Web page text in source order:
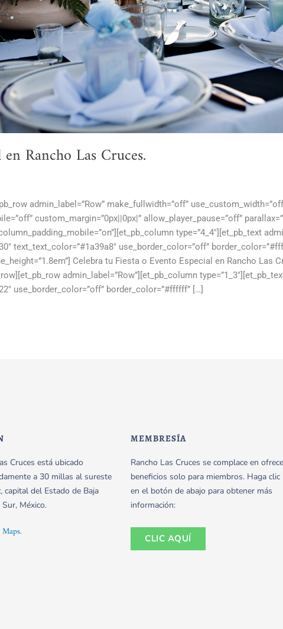
Rancho Las Cruces.
admin_label=”Row” make_fullwidth=”off”
custom_margin=”0px||0px|” allow_player_pause=”off”
type=”4_4″][et_pb_text
text_text_color=”#1a39a8″ use_border_color=”off”
Celebra tu Fiesta o Evento Especial en Rancho
admin_label=”Row”][et_pb_column
use_border_color=”off” border_color=”#ffffff” […]
Cruces está ubicado
a 30 millas al sureste
capital del Estado de Baja
México.
MEMBRESÍA
Rancho Las Cruces se complace en
beneficios solo para miembros. Haga clic
en el botón de abajo para obtener más
información:
CLIC AQUÍ